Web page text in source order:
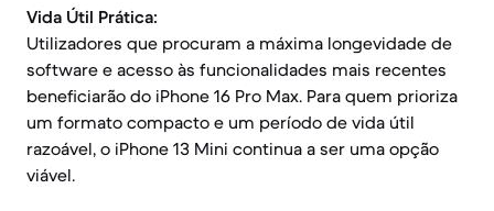
Vida Útil Prática:
Utilizadores que procuram a máxima longevidade de
software e acesso às funcionalidades mais recentes
beneficiarão do iPhone 16 Pro Max. Para quem prioriza
um formato compacto e um período de vida útil
razoável, o iPhone 13 Mini continua a ser uma opção
viável.